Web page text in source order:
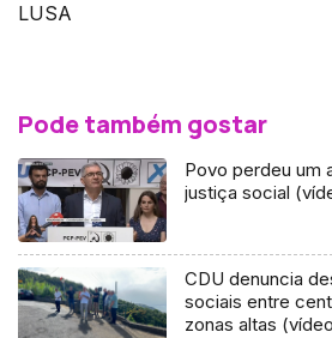
LUSA
Pode também gostar
Povo perdeu um
justiça social
CDU denuncia
sociais entre
zonas altas